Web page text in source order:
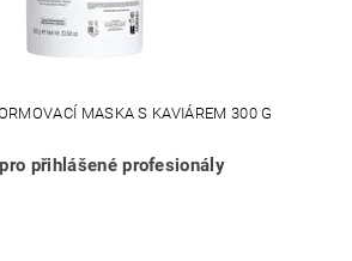
MASKA S KAVIÁREM 300 G
přihlášené profesionály